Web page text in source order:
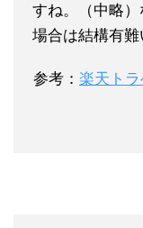
すね。（中略）
場合は結構有難
参考： 楽天ト